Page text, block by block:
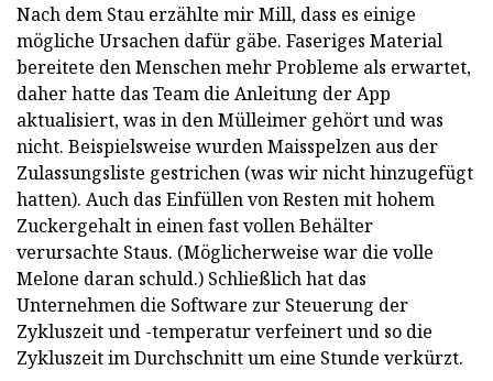
Nach dem Stau erzählte mir Mill, dass es einige
mögliche Ursachen dafür gäbe. Faseriges Material
bereitete den Menschen mehr Probleme als erwartet,
daher hatte das Team die Anleitung der App
aktualisiert, was in den Mülleimer gehört und was
nicht. Beispielsweise wurden Maisspelzen aus der
Zulassungsliste gestrichen (was wir nicht hinzugefügt
hatten). Auch das Einfüllen von Resten mit hohem
Zuckergehalt in einen fast vollen Behälter
verursachte Staus. (Möglicherweise war die volle
Melone daran schuld.) Schließlich hat das
Unternehmen die Software zur Steuerung der
Zykluszeit und -temperatur verfeinert und so die
Zykluszeit im Durchschnitt um eine Stunde verkürzt.